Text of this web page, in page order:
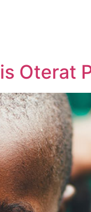
Oterat